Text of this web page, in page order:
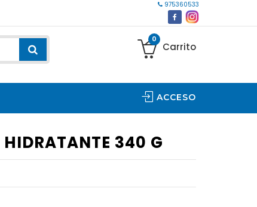
975360533
0
Carrito
ACCESO
HIDRATANTE 340 G